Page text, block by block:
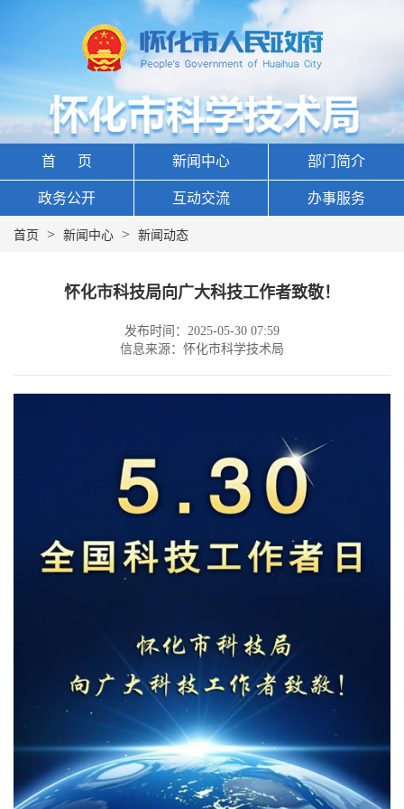
首 页 新闻中心 部门简介
政务公开 互动交流 办事服务
首页 > 新闻中心 > 新闻动态
怀化市科技局向广大科技工作者致敬！
发布时间：2025-05-30 07:59
信息来源：怀化市科学技术局